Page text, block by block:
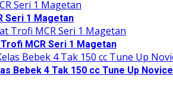
Seri 1 Magetan
MCR Seri 1 Magetan
Bebek 4 Tak 150 cc Tune Up Novice